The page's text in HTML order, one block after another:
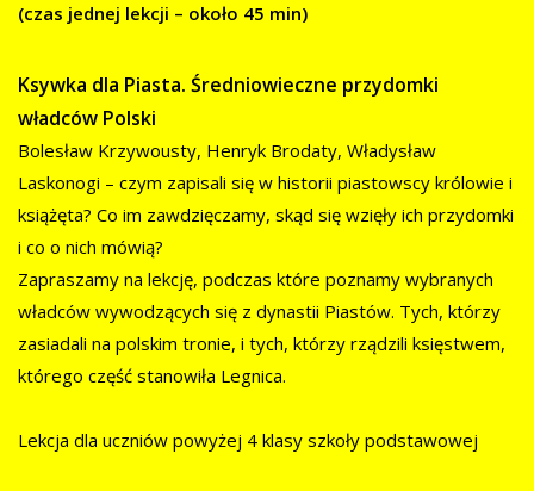
(czas jednej lekcji – około 45 min)
Ksywka dla Piasta. Średniowieczne przydomki
władców Polski
Bolesław Krzywousty, Henryk Brodaty, Władysław
Laskonogi – czym zapisali się w historii piastowscy królowie i
książęta? Co im zawdzięczamy, skąd się wzięły ich przydomki
i co o nich mówią?
Zapraszamy na lekcję, podczas które poznamy wybranych
władców wywodzących się z dynastii Piastów. Tych, którzy
zasiadali na polskim tronie, i tych, którzy rządzili księstwem,
którego część stanowiła Legnica.
Lekcja dla uczniów powyżej 4 klasy szkoły podstawowej